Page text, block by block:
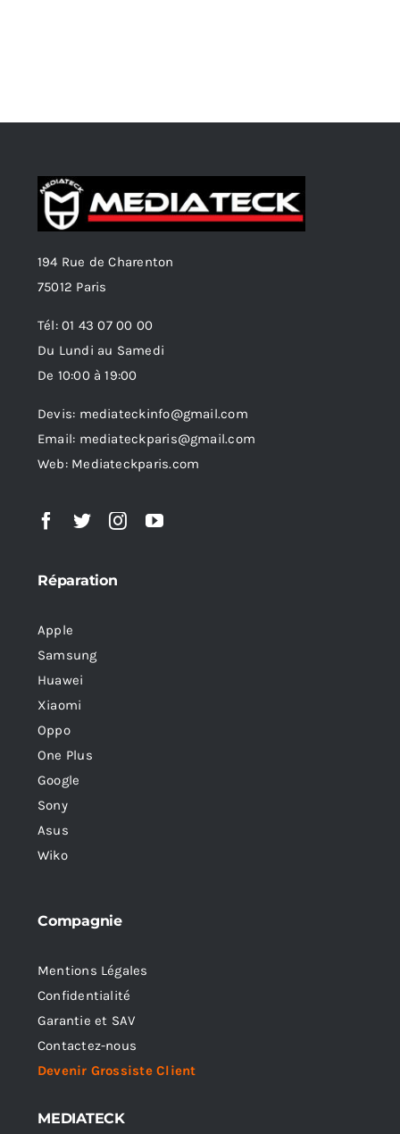
194 Rue de Charenton
75012 Paris
Tél: 01 43 07 00 00
Du Lundi au Samedi
De 10:00 à 19:00
Devis: mediateckinfo@gmail.com
Email: mediateckparis@gmail.com
Web: Mediateckparis.com
Réparation
Apple
Samsung
Huawei
Xiaomi
Oppo
One Plus
Google
Sony
Asus
Wiko
Compagnie
Mentions Légales
Confidentialité
Garantie et SAV
Contactez-nous
Devenir Grossiste Client
MEDIATECK